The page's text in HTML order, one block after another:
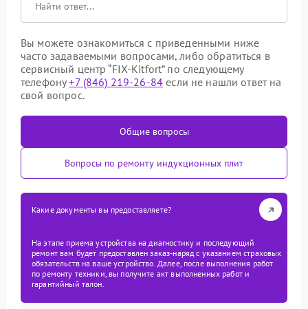
Вы можете ознакомиться с приведенными ниже
часто задаваемыми вопросами, либо обратиться в
сервисный центр “FIX-Kitfort” по следующему
телефону+7 (846) 219-26-84 если не нашли ответ на
свой вопрос.
Общие вопросы
Вопросы по ремонту индукционных плит
Какие документы вы предоставляете?
На этапе приема устройства на диагностику и последующий
ремонт вам будет предоставлен заказ-наряд с указанием страховых
обязательств на ваше устройство. Далее, после выполнения работ
по ремонту техники, вы получите акт выполненных работ и
гарантийный талон.